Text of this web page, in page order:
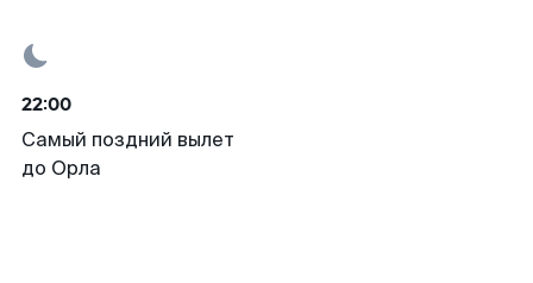
22:00
Самый поздний вылет
до Орла